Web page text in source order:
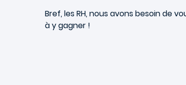
Bref, les RH, nous avons besoin de
à y gagner !